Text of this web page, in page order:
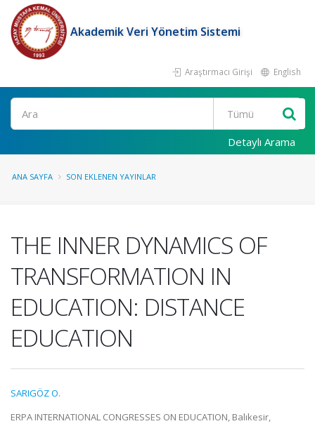
Akademik Veri Yönetim Sistemi
Araştırmacı Girişi English
Ara
Detaylı Arama
ANA SAYFA SON EKLENEN YAYINLAR
THE INNER DYNAMICS OF
TRANSFORMATION IN
EDUCATION: DISTANCE
EDUCATION
SARIGÖZ O.
ERPA INTERNATIONAL CONGRESSES ON EDUCATION, Balıkesir,